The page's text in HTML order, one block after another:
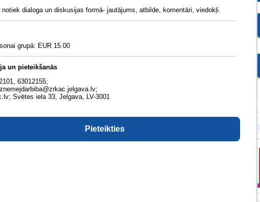
notiek dialoga un diskusijas formā- jautājums, atbilde, komentāri, viedokļi.
grupā: EUR 15.00
un pieteikšanās
63012155;
Svētes iela 33, Jelgava, LV-3001
Pieteikties